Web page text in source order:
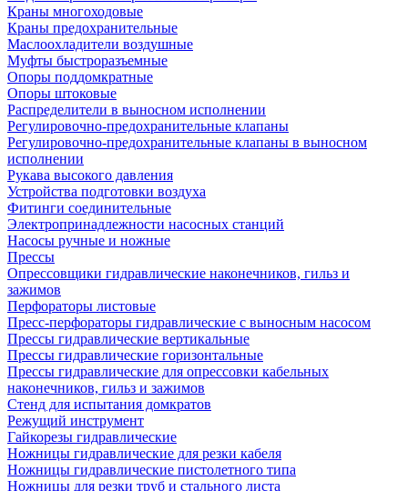
Краны многоходовые
Краны предохранительные
Маслоохладители воздушные
Муфты быстроразъемные
Опоры поддомкратные
Опоры штоковые
Распределители в выносном исполнении
Регулировочно-предохранительные клапаны
Регулировочно-предохранительные клапаны в выносном
исполнении
Рукава высокого давления
Устройства подготовки воздуха
Фитинги соединительные
Электропринадлежности насосных станций
Насосы ручные и ножные
Прессы
Опрессовщики гидравлические наконечников, гильз и
зажимов
Перфораторы листовые
Пресс-перфораторы гидравлические с выносным насосом
Прессы гидравлические вертикальные
Прессы гидравлические горизонтальные
Прессы гидравлические для опрессовки кабельных
наконечников, гильз и зажимов
Стенд для испытания домкратов
Режущий инструмент
Гайкорезы гидравлические
Ножницы гидравлические для резки кабеля
Ножницы гидравлические пистолетного типа
Ножницы для резки труб и стального листа